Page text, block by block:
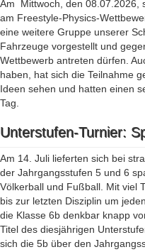
Am Mittwoch, den 08.07.2026,
am Freestyle-Physics-
eine weitere Gruppe unserer
Fahrzeuge vorgestellt und
Wettbewerb antreten dürfen.
haben, hat sich die Teilnahme
Ideen sehen und hatten einen
Tag.
Unterstufen-Turnier:
Am 14. Juli lieferten sich bei
der Jahrgangsstufen 5 und 6
Völkerball und Fußball. Mit viel
bis zur letzten Disziplin um
die Klasse 6b denkbar knapp
Titel des diesjährigen
sich die 5b über den